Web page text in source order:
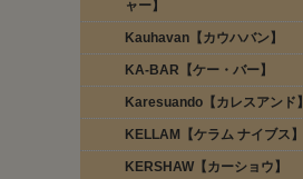
ャー】
Kauhavan【カウハバン】
KA-BAR【ケー・バー】
Karesuando【カレスアンド】
KELLAM【ケラム ナイブス】
KERSHAW【カーショウ】